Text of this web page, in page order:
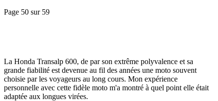
Page 50 sur 59
La Honda Transalp 600, de par son extrême polyvalence et sa
grande fiabilité est devenue au fil des années une moto souvent
choisie par les voyageurs au long cours. Mon expérience
personnelle avec cette fidèle moto m'a montré à quel point elle était
adaptée aux longues virées.